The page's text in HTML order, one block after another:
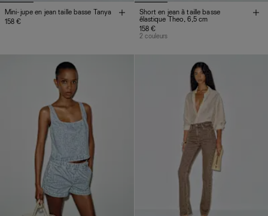
Mini-jupe en jean taille basse Tanya
158 €
Short en jean à taille basse
élastique Theo, 6,5 cm
158 €
2 couleurs